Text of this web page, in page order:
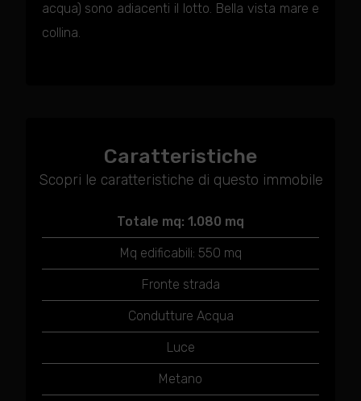
acqua) sono adiacenti il lotto. Bella vista mare e
collina.
Caratteristiche
Scopri le caratteristiche di questo immobile
Totale mq: 1.080 mq
Mq edificabili: 550 mq
Fronte strada
Condutture Acqua
Luce
Metano